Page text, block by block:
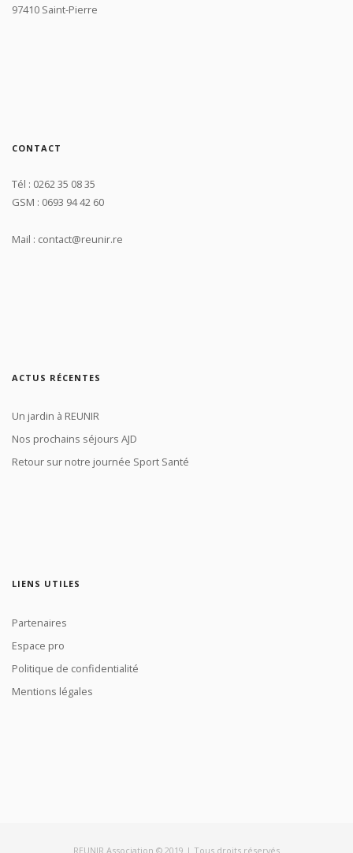
97410 Saint-Pierre
CONTACT
Tél : 0262 35 08 35
GSM : 0693 94 42 60
Mail : contact@reunir.re
ACTUS RÉCENTES
Un jardin à REUNIR
Nos prochains séjours AJD
Retour sur notre journée Sport Santé
LIENS UTILES
Partenaires
Espace pro
Politique de confidentialité
Mentions légales
REUNIR Association © 2019 | Tous droits réservés